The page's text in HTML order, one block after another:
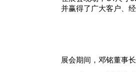
并赢得了广大客户、
展会期间，邓铭董事